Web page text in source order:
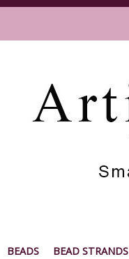
BEADS BEAD STRANDS